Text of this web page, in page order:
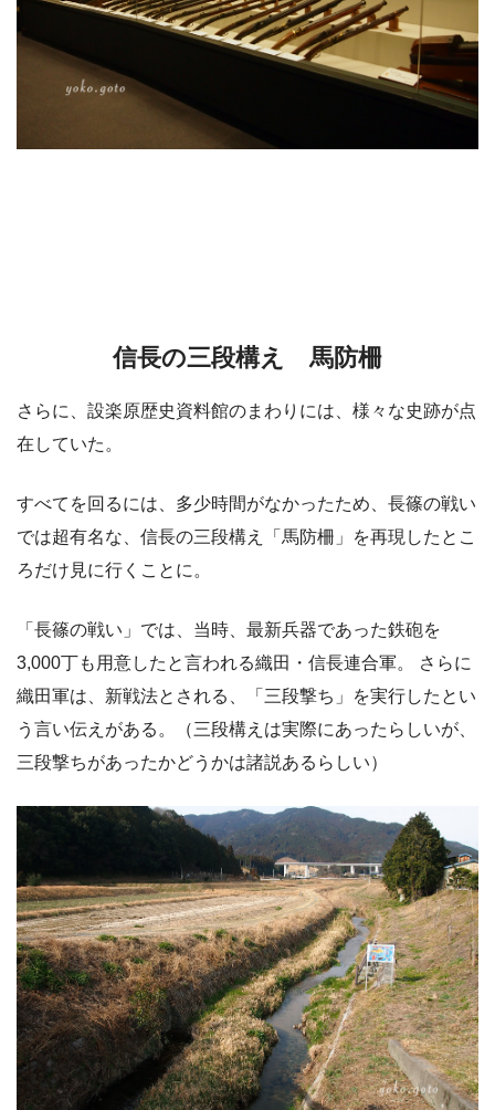
信長の三段構え 馬防柵
さらに、設楽原歴史資料館のまわりには、様々な史跡が点
在していた。
すべてを回るには、多少時間がなかったため、長篠の戦い
では超有名な、信長の三段構え「馬防柵」を再現したとこ
ろだけ見に行くことに。
「長篠の戦い」では、当時、最新兵器であった鉄砲を
3,000丁も用意したと言われる織田・信長連合軍。 さらに
織田軍は、新戦法とされる、「三段撃ち」を実行したとい
う言い伝えがある。（三段構えは実際にあったらしいが、
三段撃ちがあったかどうかは諸説あるらしい）